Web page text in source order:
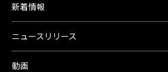
新着情報
ニュースリリース
動画